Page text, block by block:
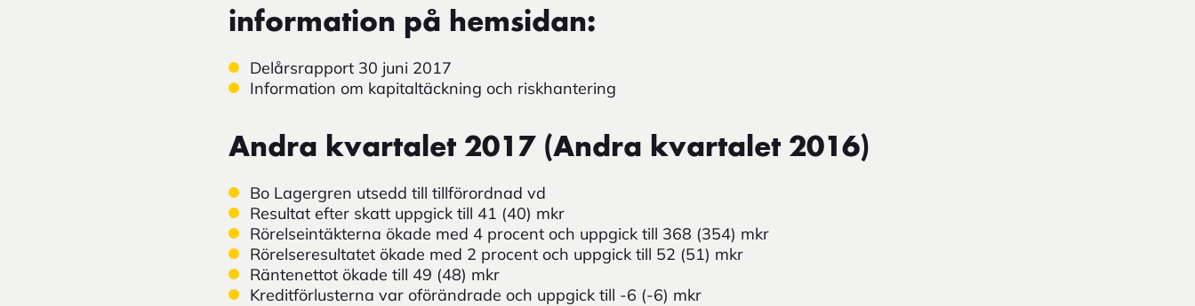
information på hemsidan:
Delårsrapport 30 juni 2017
Information om kapitaltäckning och riskhantering
Andra kvartalet 2017 (Andra kvartalet 2016)
Bo Lagergren utsedd till tillförordnad vd
Resultat efter skatt uppgick till 41 (40) mkr
Rörelseintäkterna ökade med 4 procent och uppgick till 368 (354) mkr
Rörelseresultatet ökade med 2 procent och uppgick till 52 (51) mkr
Räntenettot ökade till 49 (48) mkr
Kreditförlusterna var oförändrade och uppgick till -6 (-6) mkr